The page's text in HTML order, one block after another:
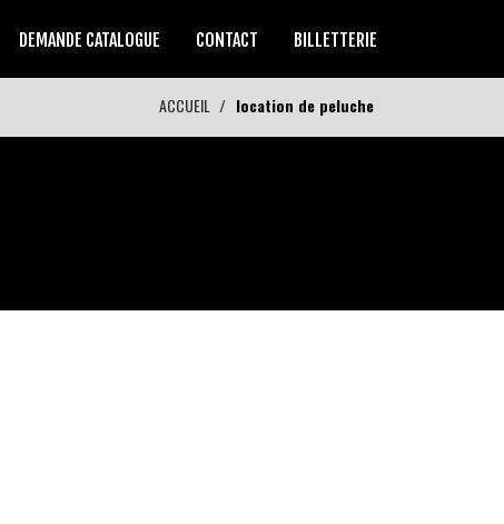
DEMANDE CATALOGUE CONTACT BILLETTERIE
ACCUEIL location de peluche